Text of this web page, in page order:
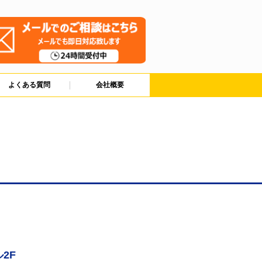
よくある質問 会社概要
2F